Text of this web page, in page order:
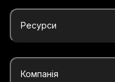
Ресурси
Компанія